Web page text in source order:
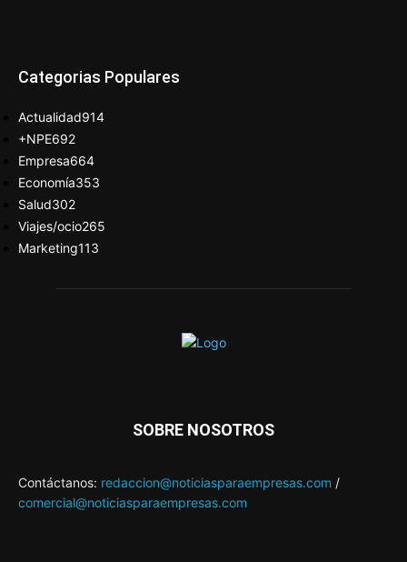
Categorias Populares
Actualidad914
+NPE692
Empresa664
Economía353
Salud302
Viajes/ocio265
Marketing113
SOBRE NOSOTROS
Contáctanos: redaccion@noticiasparaempresas.com /
comercial@noticiasparaempresas.com